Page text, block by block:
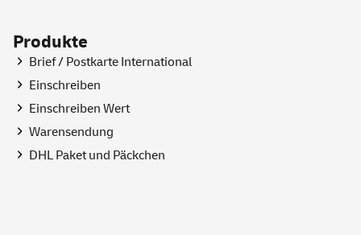
Produkte
Brief / Postkarte International
Einschreiben
Einschreiben Wert
Warensendung
DHL Paket und Päckchen